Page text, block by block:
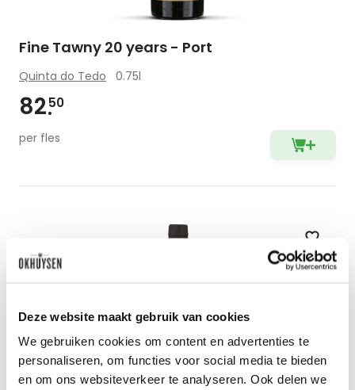
Deze website maakt gebruik van cookies
We gebruiken cookies om content en advertenties te
personaliseren, om functies voor social media te bieden
en om ons websiteverkeer te analyseren. Ook delen we
Fine Tawny 20 years - Port
Quinta do Tedo 0.75l
8250
per fles
Zet